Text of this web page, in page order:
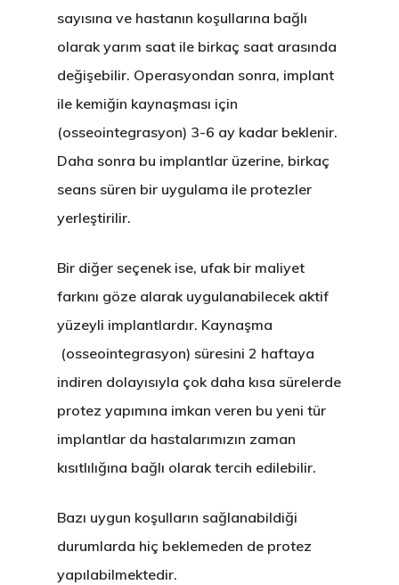
sayısına ve hastanın koşullarına bağlı
olarak yarım saat ile birkaç saat arasında
değişebilir. Operasyondan sonra, implant
ile kemiğin kaynaşması için
(osseointegrasyon) 3-6 ay kadar beklenir.
Daha sonra bu implantlar üzerine, birkaç
seans süren bir uygulama ile protezler
yerleştirilir.
Bir diğer seçenek ise, ufak bir maliyet
farkını göze alarak uygulanabilecekaktif
yüzeyli implantlardır. Kaynaşma
(osseointegrasyon) süresini 2 haftaya
indiren dolayısıyla çok daha kısa sürelerde
protez yapımına imkan veren bu yeni tür
implantlar da hastalarımızın zaman
kısıtlılığına bağlı olarak tercih edilebilir.
Bazı uygun koşulların sağlanabildiği
durumlarda hiç beklemeden de protez
yapılabilmektedir.